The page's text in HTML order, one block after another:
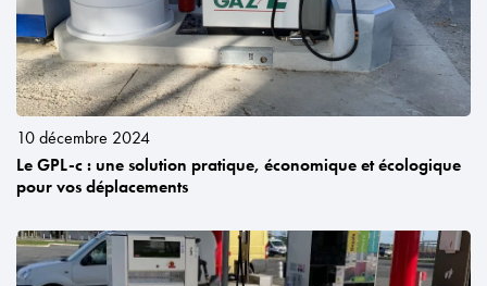
10 décembre 2024
Le GPL-c : une solution pratique, économique et écologique
pour vos déplacements